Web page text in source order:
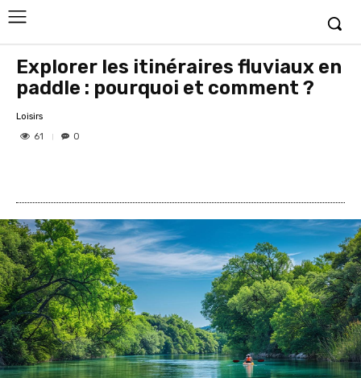
Explorer les itinéraires fluviaux en
paddle : pourquoi et comment ?
Loisirs
61
0